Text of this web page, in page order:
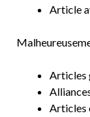
Article
Articles
Articles